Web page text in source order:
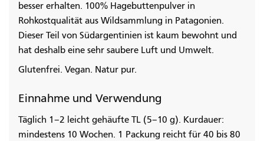
besser erhalten. 100% Hagebuttenpulver in
Rohkostqualität aus Wildsammlung in Patagonien.
Dieser Teil von Südargentinien ist kaum bewohnt und
hat deshalb eine sehr saubere Luft und Umwelt.
Glutenfrei. Vegan. Natur pur.
Einnahme und Verwendung
Täglich 1–2 leicht gehäufte TL (5–10 g). Kurdauer:
mindestens 10 Wochen. 1 Packung reicht für 40 bis 80